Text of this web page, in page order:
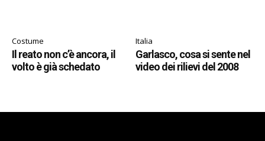
Costume
Il reato non c’è ancora, il
volto è già schedato
Italia
Garlasco, cosa si sente nel
video dei rilievi del 2008